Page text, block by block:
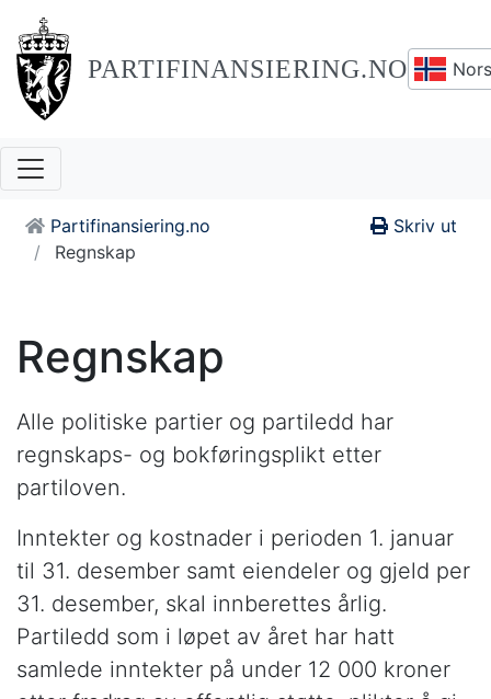
PARTIFINANSIERING.NO
Partifinansiering.no
Regnskap
Skriv ut
Regnskap
Alle politiske partier og partiledd har
regnskaps- og bokføringsplikt etter
partiloven.
Inntekter og kostnader i perioden 1. januar
til 31. desember samt eiendeler og gjeld per
31. desember, skal innberettes årlig.
Partiledd som i løpet av året har hatt
samlede inntekter på under 12 000 kroner